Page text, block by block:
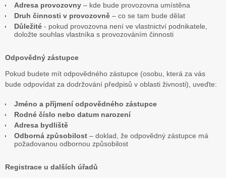
Adresa provozovny – kde bude provozovna umístěna
Druh činnosti v provozovně – co se tam bude dělat
Důležité - pokud provozovna není ve vlastnictví podnikatele,
doložte souhlas vlastníka s provozováním činnosti
Odpovědný zástupce
Pokud budete mít odpovědného zástupce (osobu, která za vás
bude odpovídat za dodržování předpisů v oblasti živnosti), uveďte:
Jméno a příjmení odpovědného zástupce
Rodné číslo nebo datum narození
Adresa bydliště
Odborná způsobilost – doklad, že odpovědný zástupce má
požadovanou odbornou způsobilost
Registrace u dalších úřadů